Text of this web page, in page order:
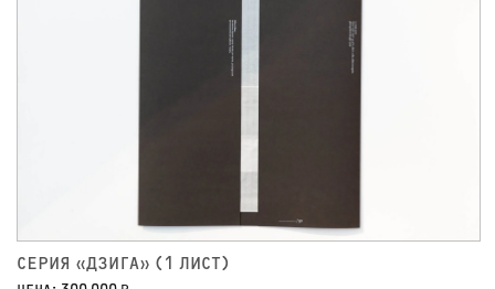
СЕРИЯ «ДЗИГА» (1 ЛИСТ)